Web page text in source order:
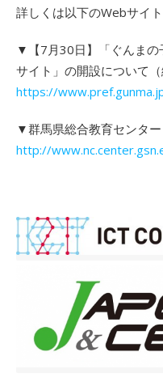
詳しくは以下のWebサイト
▼【7月30日】「ぐんまの
サイト」の開設について（
https://
▼群馬県総合教育センター
http://